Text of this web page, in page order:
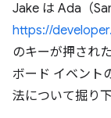
Jake は Ada（
https://
のキーが押され
ボード イベント
法について掘り